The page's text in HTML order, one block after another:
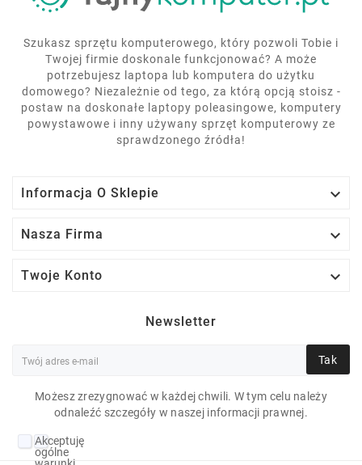
Szukasz sprzętu komputerowego, który pozwoli Tobie i
Twojej firmie doskonale funkcjonować? A może
potrzebujesz laptopa lub komputera do użytku
domowego? Niezależnie od tego, za którą opcją stoisz -
postaw na doskonałe laptopy poleasingowe, komputery
powystawowe i inny używany sprzęt komputerowy ze
sprawdzonego źródła!
Informacja O Sklepie 
Nasza Firma 
Twoje Konto 
Newsletter
Tak
Możesz zrezygnować w każdej chwili. W tym celu należy
odnaleźć szczegóły w naszej informacji prawnej.
Akceptuję
ogólne